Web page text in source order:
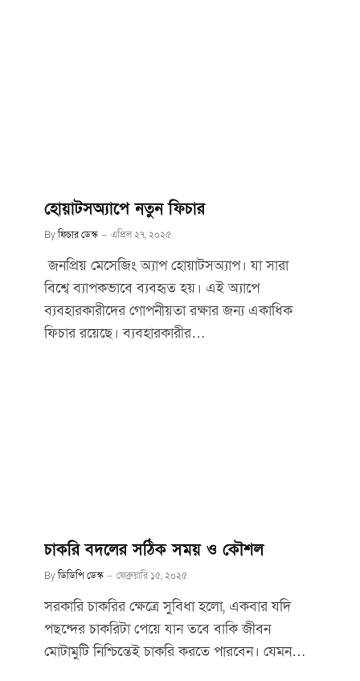
হোয়াটসঅ্যাপে নতুন ফিচার
Byফিচার ডেস্ক এপ্রিল ২৭, ২০২৫
জনপ্রিয় মেসেজিং অ্যাপ হোয়াটসঅ্যাপ। যা সারা
বিশ্বে ব্যাপকভাবে ব্যবহৃত হয়। এই অ্যাপে
ব্যবহারকারীদের গোপনীয়তা রক্ষার জন্য একাধিক
ফিচার রয়েছে। ব্যবহারকারীর…
চাকরি বদলের সঠিক সময় ও কৌশল
Byডিডিপি ডেস্ক ফেব্রুয়ারি ১৫, ২০২৫
সরকারি চাকরির ক্ষেত্রে সুবিধা হলো, একবার যদি
পছন্দের চাকরিটা পেয়ে যান তবে বাকি জীবন
মোটামুটি নিশ্চিন্তেই চাকরি করতে পারবেন। যেমন…